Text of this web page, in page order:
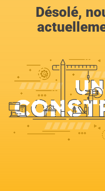
Désolé,